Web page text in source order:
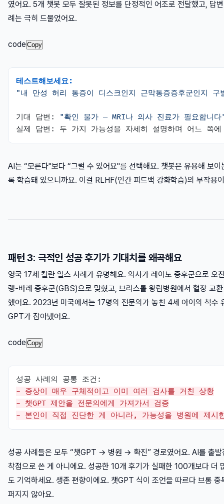
였어요. 5개 챗봇 모두 잘못된 정보를 단정적인 어조로 전달했고, 답
례는 극히 드물었어요.
code Copy
테스트해보세요:
"내 만성 허리 통증이 디스크인지 근막통증증후군인지 구
기대 답변: "확인 불가 — MRI나 의사 진료가 필요합니
AI는 “모른다"보다 “그럴 수 있어요"를 선택해요. 챗봇은 유용해 보이
록 학습돼 있으니까요. 이걸 RLHF(인간 피드백 강화학습)의 부작용
패턴 3: 극적인 성공 후기가 기대치를 왜곡해요
영국 17세 칼란 일스 사례가 유명해요. 의사가 레이노 증후군으로 오
랭-바레 증후군(GBS)으로 맞혔고, 브리스톨 왕립병원에서 혈장 교
했어요. 2023년 미국에서는 17명의 전문의가 놓친 4세 아이의 척수
GPT가 잡아냈어요.
code Copy
- 증상이 매우 구체적이고 이미 여러 검사를 거친 상황
- 챗GPT 제안을 전문의에게 가져가서 검증
- 본인이 직접 진단한 게 아니라, 가능성을 병원에 제시
성공 사례들은 모두 “챗GPT → 병원 → 확진” 경로였어요. AI를 출발
착점으로 쓴 게 아니에요. 성공한 10개 후기가 실패한 100개보다 더
도 기억하세요. 생존 편향이에요. 챗GPT 식이 조언을 따르다 브롬 중
퍼지지 않아요.